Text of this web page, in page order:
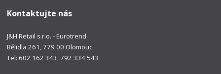
Kontaktujte nás
J&H Retail s.r.o. - Eurotrend
Bělidla 261, 779 00 Olomouc
Tel: 602 162 343, 792 334 543